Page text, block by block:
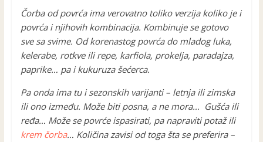
Čorba od povrća ima verovatno toliko verzija koliko je i
povrća i njihovih kombinacija. Kombinuje se gotovo
sve sa svime. Od korenastog povrća do mladog luka,
kelerabe, rotkve ili repe, karfiola, prokelja, paradajza,
paprike… pa i kukuruza šećerca.
Pa onda ima tu i sezonskih varijanti – letnja ili zimska
ili ono između. Može biti posna, a ne mora… Gušća ili
ređa… Može se povrće ispasirati, pa napraviti potaž ili
krem čorba… Količina zavisi od toga šta se preferira –